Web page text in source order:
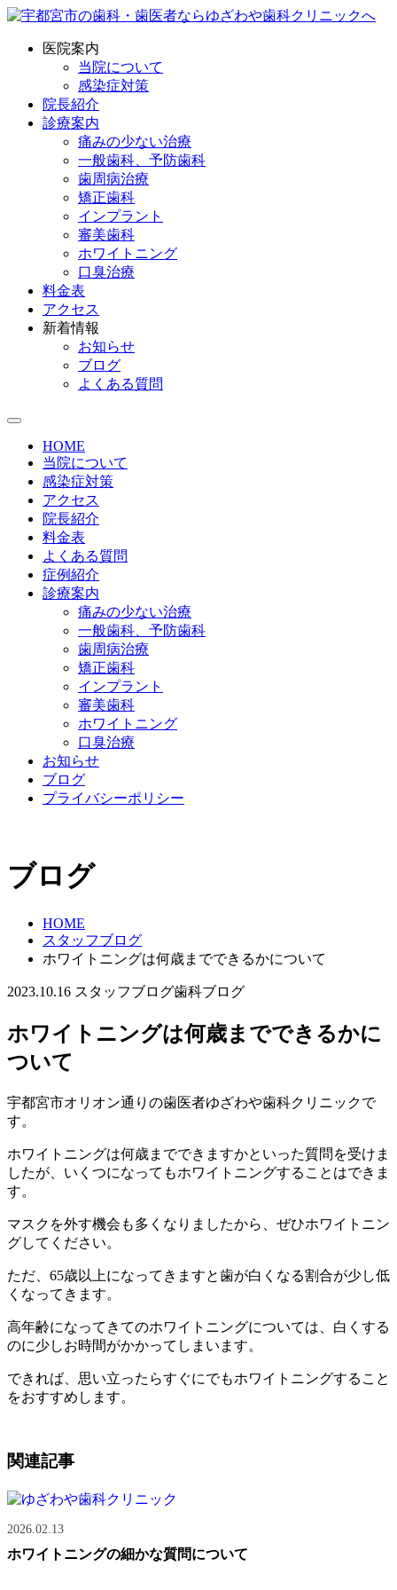
医院案内
当院について
感染症対策
院長紹介
診療案内
痛みの少ない治療
一般歯科、予防歯科
歯周病治療
矯正歯科
インプラント
審美歯科
ホワイトニング
口臭治療
料金表
アクセス
新着情報
お知らせ
ブログ
よくある質問
HOME
当院について
感染症対策
アクセス
院長紹介
料金表
よくある質問
症例紹介
診療案内
痛みの少ない治療
一般歯科、予防歯科
歯周病治療
矯正歯科
インプラント
審美歯科
ホワイトニング
口臭治療
お知らせ
ブログ
プライバシーポリシー
ブログ
HOME
スタッフブログ
ホワイトニングは何歳までできるかについて
2023.10.16 スタッフブログ歯科ブログ
ホワイトニングは何歳までできるかに
ついて
宇都宮市オリオン通りの歯医者ゆざわや歯科クリニックで
す。
ホワイトニングは何歳までできますかといった質問を受けま
したが、いくつになってもホワイトニングすることはできま
す。
マスクを外す機会も多くなりましたから、ぜひホワイトニン
グしてください。
ただ、65歳以上になってきますと歯が白くなる割合が少し低
くなってきます。
高年齢になってきてのホワイトニングについては、白くする
のに少しお時間がかかってしまいます。
できれば、思い立ったらすぐにでもホワイトニングすること
をおすすめします。
関連記事
2026.02.13
ホワイトニングの細かな質問について